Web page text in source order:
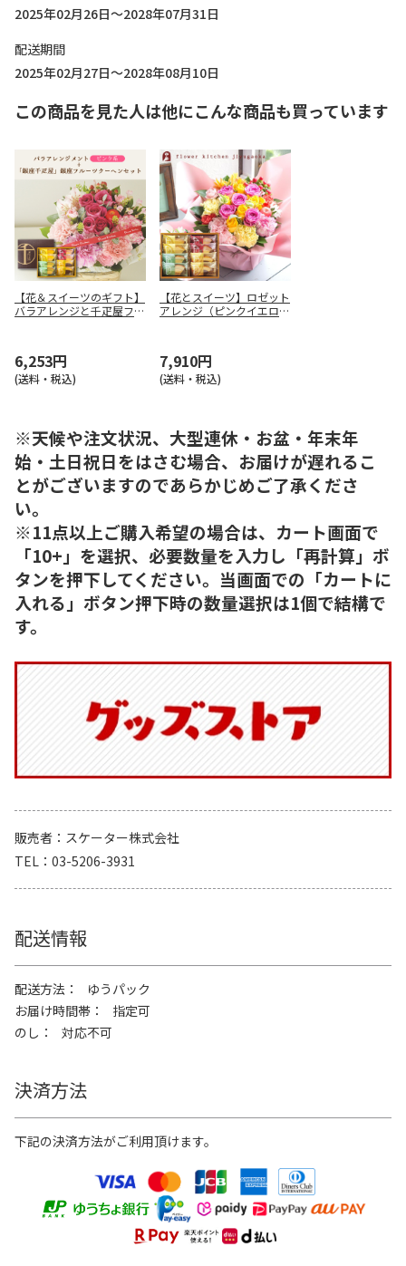
2025年02月26日～2028年07月31日
配送期間
2025年02月27日～2028年08月10日
この商品を見た人は他にこんな商品も買っています
【花＆スイーツのギフト】
バラアレンジと千疋屋フル
6,253円
(送料・税込)
【花とスイーツ】ロゼット
アレンジ（ピンクイエロー
7,910円
(送料・税込)
※天候や注文状況、大型連休・お盆・年末年
始・土日祝日をはさむ場合、お届けが遅れるこ
とがございますのであらかじめご了承くださ
い。
※11点以上ご購入希望の場合は、カート画面で
「10+」を選択、必要数量を入力し「再計算」ボ
タンを押下してください。当画面での「カートに
入れる」ボタン押下時の数量選択は1個で結構で
す。
販売者
スケーター株式会社
TEL
03-5206-3931
配送情報
配送方法
ゆうパック
お届け時間帯
指定可
のし
対応不可
決済方法
下記の決済方法がご利用頂けます。